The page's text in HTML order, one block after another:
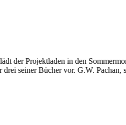
der Projektladen in den
seiner Bücher vor. G.W.